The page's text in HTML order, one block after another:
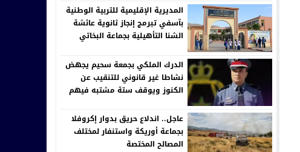
المديرية الإقليمية للتربية الوطنية
بآسفي تبرمج إنجاز ثانوية عائشة
الشنا التأهيلية بجماعة البخاتي
الدرك الملكي بجمعة سحيم يجهض
نشاطا غير قانوني للتنقيب عن
الكنوز ويوقف ستة مشتبه فيهم
عاجل.. اندلاع حريق بدوار إكروفلا
بجماعة أوريكة واستنفار لمختلف
المصالح المختصة